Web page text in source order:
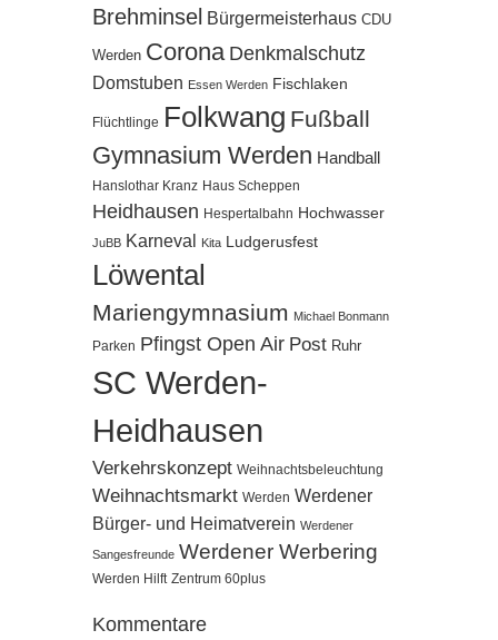
Brehminsel Bürgermeisterhaus CDU
Werden Corona Denkmalschutz
Domstuben Essen Werden Fischlaken
Flüchtlinge Folkwang Fußball
Gymnasium Werden Handball
Hanslothar Kranz Haus Scheppen
Heidhausen Hespertalbahn Hochwasser
JuBB Karneval Kita Ludgerusfest
Löwental
Mariengymnasium Michael Bonmann
Parken Pfingst Open Air Post Ruhr
SC Werden-
Heidhausen
Verkehrskonzept Weihnachtsbeleuchtung
Weihnachtsmarkt Werden Werdener
Bürger- und Heimatverein Werdener
Sangesfreunde Werdener Werbering
Werden Hilft Zentrum 60plus
Kommentare